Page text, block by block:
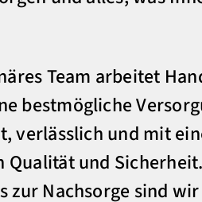
Team arbeitet
bestmögliche
verlässlich und mit
Qualität und
zur Nachsorge sind